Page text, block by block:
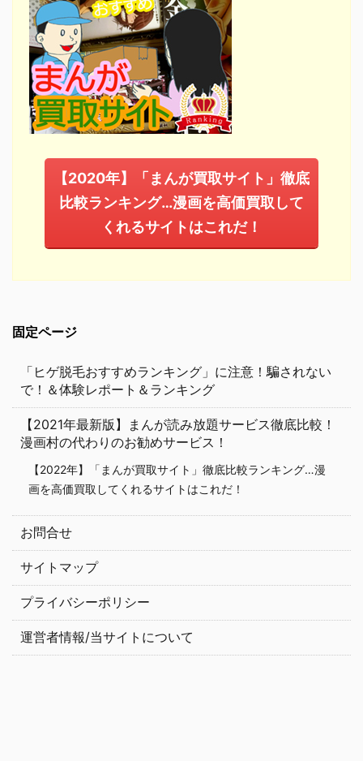
【2020年】「まんが買取サイト」徹底
比較ランキング…漫画を高価買取して
くれるサイトはこれだ！
固定ページ
「ヒゲ脱毛おすすめランキング」に注意！騙されない
で！＆体験レポート＆ランキング
【2021年最新版】まんが読み放題サービス徹底比較！
漫画村の代わりのお勧めサービス！
【2022年】「まんが買取サイト」徹底比較ランキング…漫
画を高価買取してくれるサイトはこれだ！
お問合せ
サイトマップ
プライバシーポリシー
運営者情報/当サイトについて